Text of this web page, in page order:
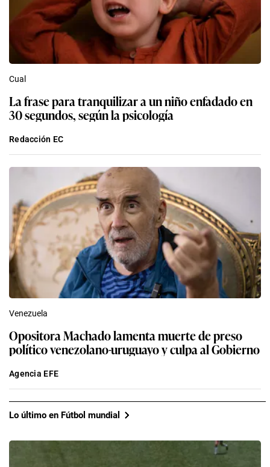
Cual
La frase para tranquilizar a un niño enfadado en
30 segundos, según la psicología
Redacción EC
Venezuela
Opositora Machado lamenta muerte de preso
político venezolano-uruguayo y culpa al Gobierno
Agencia EFE
Lo último en Fútbol mundial